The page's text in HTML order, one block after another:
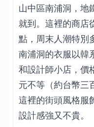
山中區南浦洞，地
就到。這裡的商店
點，周末人潮特別
南浦洞的衣服以韓
和設計師小店，價
元不等（約台幣三
這裡的街頭風格服
設計感強又不貴。